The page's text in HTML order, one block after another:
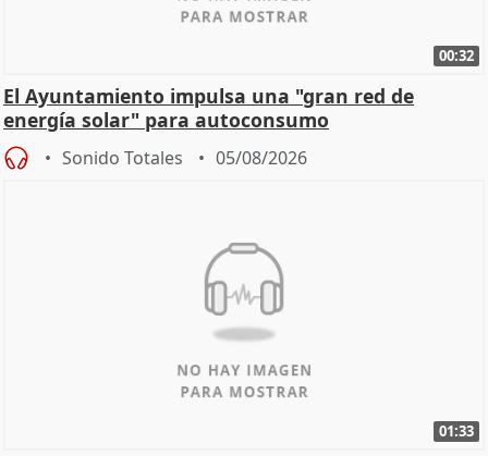
00:32
El Ayuntamiento impulsa una "gran red de
energía solar" para autoconsumo
Sonido Totales 05/08/2026
01:33